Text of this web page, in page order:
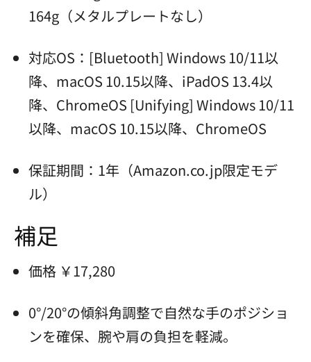
164g（メタルプレートなし）
対応OS：[Bluetooth] Windows 10/11以
降、macOS 10.15以降、iPadOS 13.4以
降、ChromeOS [Unifying] Windows 10/11
以降、macOS 10.15以降、ChromeOS
保証期間：1年（Amazon.co.jp限定モデ
ル）
補足
価格 ￥17,280
0°/20°の傾斜角調整で自然な手のポジショ
ンを確保、腕や肩の負担を軽減。